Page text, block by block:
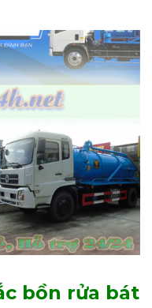
bồn rửa bát